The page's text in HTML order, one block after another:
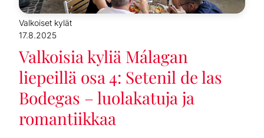
Valkoiset kylät
17.8.2025
Valkoisia kyliä Málagan
liepeillä osa 4: Setenil de las
Bodegas – luolakatuja ja
romantiikkaa